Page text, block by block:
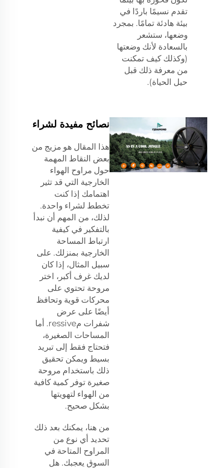
تقدم نسيمًا باردًا في
بيئة هادئة تمامًا. بمجرد
وضعها، ستشعر
بالسعادة لأنك وضعتها
(وكذلك كيف تمكنت
من معرفة ذلك قبل
حيل الحياة).
نصائح مفيدة لشراء
هذا المقال هو مزيج من
بعض النقاط المهمة
حول مراوح الهواء
الخارجية التي قد تثير
اهتمامك إذا كنت
تخطط لشراء واحدة.
لذلك، من المهم أن نبدأ
بالتفكير في كيفية
ارتباط المساحة
الخارجية بمنزلك. على
سبيل المثال، إذا كان
لديك غرف أكبر، اختر
مروحة تحتوي على
محركات قوية وتحافظ
أيضًا على عرض
شفرات مressive. أما
المساحات الصغيرة،
فتحتاج فقط إلى تبريد
بسيط ويمكن تحقيق
ذلك باستخدام مروحة
صغيرة توفر كمية كافية
من الهواء لتهويتها
بشكل صحيح.
من هنا، يمكنك بعد ذلك
تحديد أي نوع من
المراوح المتاحة في
السوق يعجبك. هل